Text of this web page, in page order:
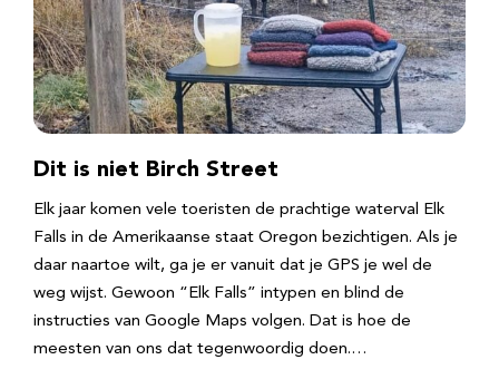
Dit is niet Birch Street
Elk jaar komen vele toeristen de prachtige waterval Elk
Falls in de Amerikaanse staat Oregon bezichtigen. Als je
daar naartoe wilt, ga je er vanuit dat je GPS je wel de
weg wijst. Gewoon “Elk Falls” intypen en blind de
instructies van Google Maps volgen. Dat is hoe de
meesten van ons dat tegenwoordig doen.…